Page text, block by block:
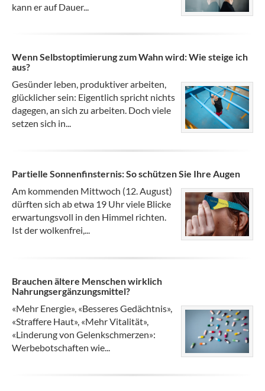
kann er auf Dauer...
Wenn Selbstoptimierung zum Wahn wird: Wie steige ich
aus?
Gesünder leben, produktiver arbeiten,
glücklicher sein: Eigentlich spricht nichts
dagegen, an sich zu arbeiten. Doch viele
setzen sich in...
Partielle Sonnenfinsternis: So schützen Sie Ihre Augen
Am kommenden Mittwoch (12. August)
dürften sich ab etwa 19 Uhr viele Blicke
erwartungsvoll in den Himmel richten.
Ist der wolkenfrei,...
Brauchen ältere Menschen wirklich
Nahrungsergänzungsmittel?
«Mehr Energie», «Besseres Gedächtnis»,
«Straffere Haut», «Mehr Vitalität»,
«Linderung von Gelenkschmerzen»:
Werbebotschaften wie...